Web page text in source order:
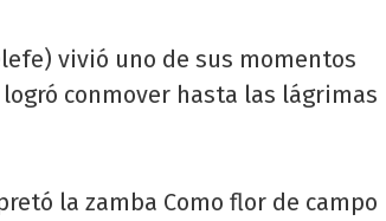
vivió uno de sus momentos
conmover hasta las lágrimas
la zamba Como flor de campo